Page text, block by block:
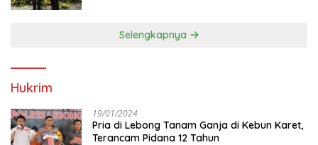
Selengkapnya
Hukrim
19/01/2024
Pria di Lebong Tanam Ganja di Kebun Karet,
Terancam Pidana 12 Tahun